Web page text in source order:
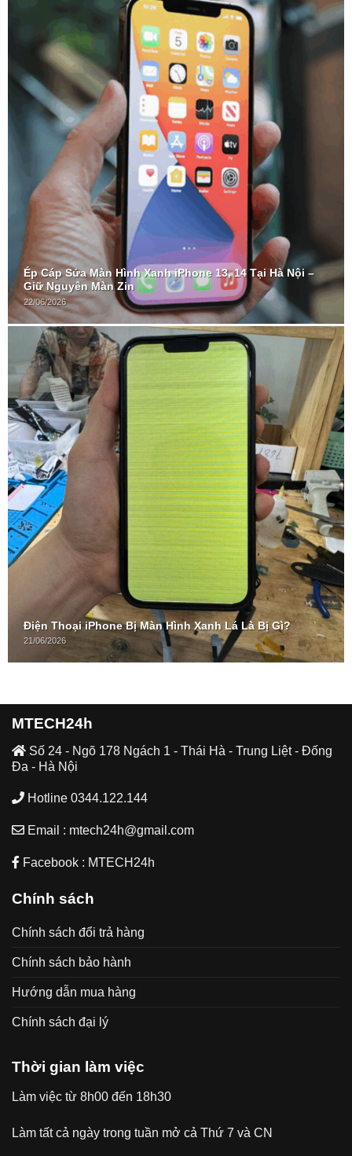
Ép Cáp Sửa Màn Hình Xanh iPhone 13, 14 Tại Hà Nội –
Giữ Nguyên Màn Zin
22/06/2026
Điện Thoại iPhone Bị Màn Hình Xanh Lá Là Bị Gì?
21/06/2026
MTECH24h
Số 24 - Ngõ 178 Ngách 1 - Thái Hà - Trung Liệt - Đống
Đa - Hà Nội
Hotline 0344.122.144
Email : mtech24h@gmail.com
Facebook : MTECH24h
Chính sách
Chính sách đổi trả hàng
Chính sách bảo hành
Hướng dẫn mua hàng
Chính sách đại lý
Thời gian làm việc
Làm việc từ 8h00 đến 18h30
Làm tất cả ngày trong tuần mở cả Thứ 7 và CN